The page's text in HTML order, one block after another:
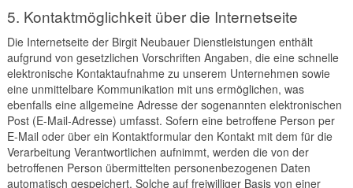
5. Kontaktmöglichkeit über die Internetseite
Die Internetseite der Birgit Neubauer Dienstleistungen enthält
aufgrund von gesetzlichen Vorschriften Angaben, die eine schnelle
elektronische Kontaktaufnahme zu unserem Unternehmen sowie
eine unmittelbare Kommunikation mit uns ermöglichen, was
ebenfalls eine allgemeine Adresse der sogenannten elektronischen
Post (E-Mail-Adresse) umfasst. Sofern eine betroffene Person per
E-Mail oder über ein Kontaktformular den Kontakt mit dem für die
Verarbeitung Verantwortlichen aufnimmt, werden die von der
betroffenen Person übermittelten personenbezogenen Daten
automatisch gespeichert. Solche auf freiwilliger Basis von einer